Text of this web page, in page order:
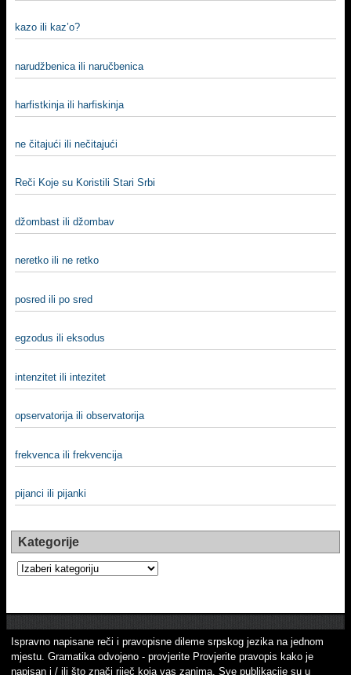
kazo ili kaz’o?
narudžbenica ili naručbenica
harfistkinja ili harfiskinja
ne čitajući ili nečitajući
Reči Koje su Koristili Stari Srbi
džombast ili džombav
neretko ili ne retko
posred ili po sred
egzodus ili eksodus
intenzitet ili intezitet
opservatorija ili observatorija
frekvenca ili frekvencija
pijanci ili pijanki
Kategorije
Kategorije
Ispravno napisane reči i pravopisne dileme srpskog jezika na jednom
mjestu. Gramatika odvojeno - provjerite Provjerite pravopis kako je
napisan i / ili što znači riječ koja vas zanima. Sve publikacije su u